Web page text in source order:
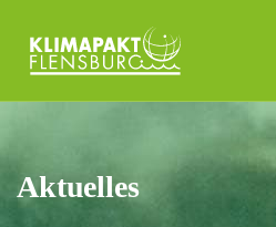
Aktuelles